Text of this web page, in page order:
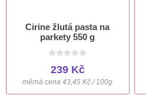
Cirine žlutá pasta na
parkety 550 g
239 Kč
měrná cena 43,45 Kč / 100g